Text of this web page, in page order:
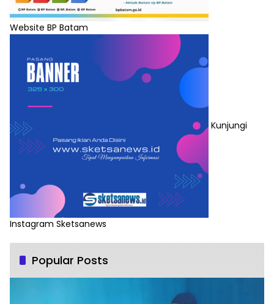
Website BP Batam
Kunjungi
Instagram Sketsanews
Popular Posts